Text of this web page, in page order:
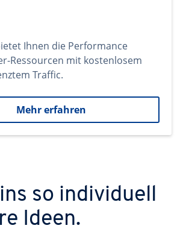
Ihnen die Performance
Ressourcen mit kostenlosem
Traffic.
Mehr erfahren
so individuell
Ideen.